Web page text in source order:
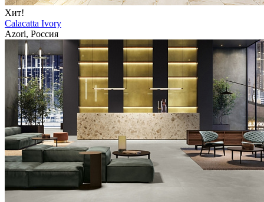
Хит!
Calacatta Ivory
Azori, Россия